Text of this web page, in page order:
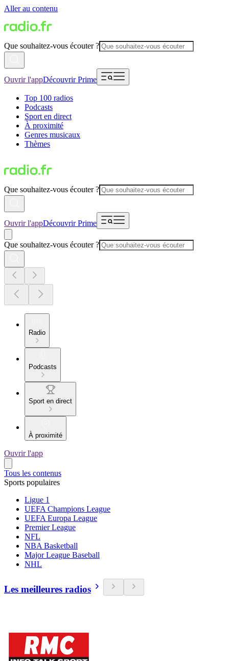
Aller au contenu
Que souhaitez-vous écouter ?
Ouvrir l'appDécouvrir Prime
Top 100 radios
Podcasts
Sport en direct
À proximité
Genres musicaux
Thèmes
Que souhaitez-vous écouter ?
Ouvrir l'appDécouvrir Prime
Que souhaitez-vous écouter ?
Radio
Podcasts
Sport en direct
À proximité
Ouvrir l'app
Tous les contenus
Sports populaires
Ligue 1
UEFA Champions League
UEFA Europa League
Premier League
NFL
NBA Basketball
Major League Baseball
NHL
Les meilleures radios